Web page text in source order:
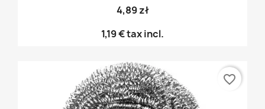
4,89 zł
1,19 €tax incl.
favorite_border